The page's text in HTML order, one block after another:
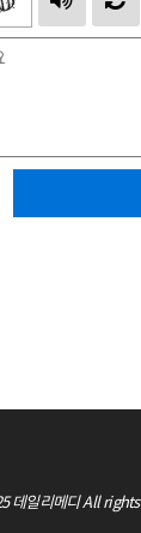
데일리메디 All